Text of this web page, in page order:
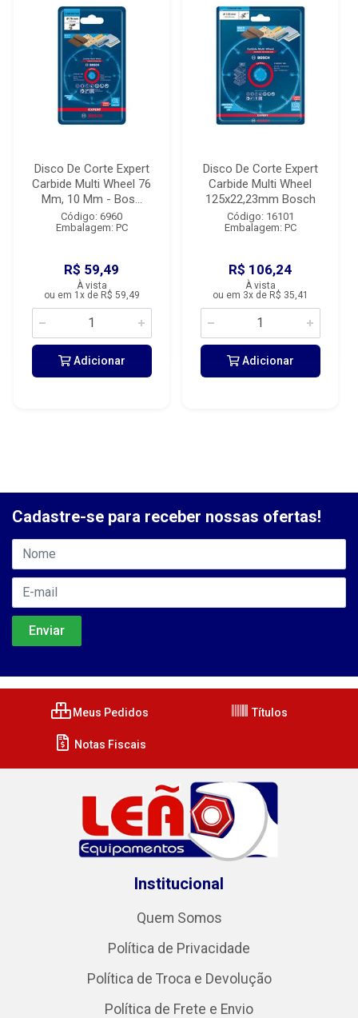
Disco De Corte Expert
Carbide Multi Wheel 76
Mm, 10 Mm - Bos...
Código: 6960
Embalagem: PC
R$ 59,49
À vista
ou em 1x de R$ 59,49
Adicionar
Disco De Corte Expert
Carbide Multi Wheel
125x22,23mm Bosch
Código: 16101
Embalagem: PC
R$ 106,24
À vista
ou em 3x de R$ 35,41
Adicionar
Cadastre-se para receber nossas ofertas!
Meus Pedidos Títulos
Notas Fiscais
Institucional
Quem Somos
Política de Privacidade
Política de Troca e Devolução
Política de Frete e Envio